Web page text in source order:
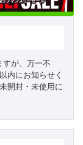
すが、万一不
内にお知らせく
開封・未使用に